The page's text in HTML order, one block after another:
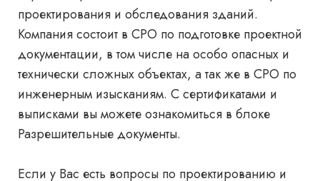
проектирования и обследования зданий.
Компания состоит в СРО по подготовке проектной
документации, в том числе на особо опасных и
технически сложных объектах, а так же в СРО по
инженерным изысканиям. С сертификатами и
выписками вы можете ознакомиться в блоке
Разрешительные документы.
Если у Вас есть вопросы по проектированию и